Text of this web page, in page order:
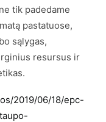
tik padedame
pastatuose,
sąlygas,
resursus ir
2019/06/18/epc-